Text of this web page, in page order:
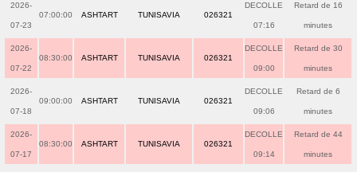
2026-
07-23
07:00:00 ASHTART TUNISAVIA 026321
DECOLLE
07:16
Retard de 16
minutes
2026-
07-22
08:30:00 ASHTART TUNISAVIA 026321
DECOLLE
09:00
Retard de 30
minutes
2026-
07-18
09:00:00 ASHTART TUNISAVIA 026321
DECOLLE
09:06
Retard de 6
minutes
2026-
07-17
08:30:00 ASHTART TUNISAVIA 026321
DECOLLE
09:14
Retard de 44
minutes